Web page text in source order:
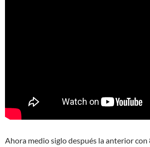
Ahora medio siglo después la anterior